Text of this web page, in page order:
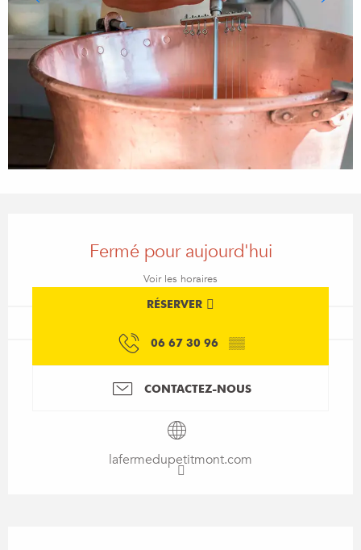
Fermé pour aujourd'hui
Voir les horaires
RÉSERVER
06 67 30 96 ▒▒
CONTACTEZ-NOUS
lafermedupetitmont.com